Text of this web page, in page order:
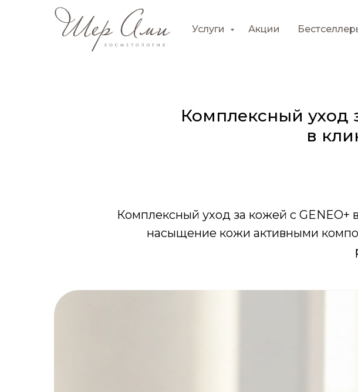
Услуги Акции
Комплексный уход
в
Комплексный уход за кожей с
насыщение кожи активными